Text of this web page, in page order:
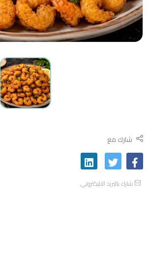
شارك مع
شارك بالبريد الاليكتروني